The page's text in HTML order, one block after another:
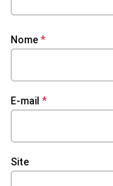
Nome*
E-mail *
Site